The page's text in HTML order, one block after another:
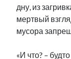
дну, из
мертвый
мусора
«И что? –